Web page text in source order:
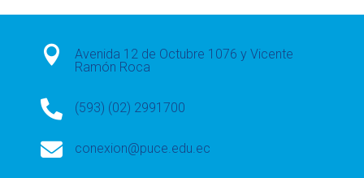

Avenida 12 de Octubre 1076 y Vicente
Ramón Roca
 (593) (02) 2991700
 conexion@puce.edu.ec